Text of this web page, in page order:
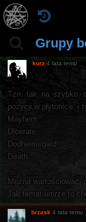
kurz 4 lata temu
Tzn. tak na szybko,
pozycji w płytotece, i
Mayhem
Ulcerate
Dodheimsgard
Death
Można wartościować,
Jak temat umrze to
brzask 4 lata temu